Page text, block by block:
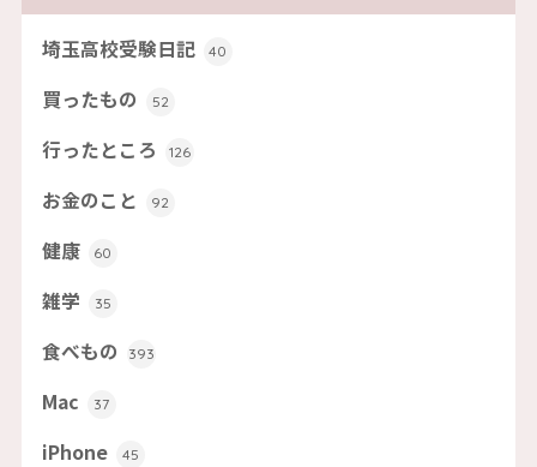
埼玉高校受験日記 40
買ったもの 52
行ったところ 126
お金のこと 92
健康 60
雑学 35
食べもの 393
Mac 37
iPhone 45